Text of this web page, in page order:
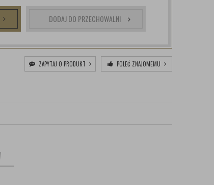
DODAJ DO PRZECHOWALNI
ZAPYTAJ O PRODUKT POLEĆ ZNAJOMEMU